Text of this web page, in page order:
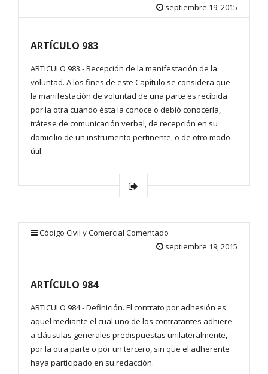
septiembre 19, 2015
ARTÍCULO 983
ARTICULO 983.- Recepción de la manifestación de la
voluntad. A los fines de este Capítulo se considera que
la manifestación de voluntad de una parte es recibida
por la otra cuando ésta la conoce o debió conocerla,
trátese de comunicación verbal, de recepción en su
domicilio de un instrumento pertinente, o de otro modo
útil.
Código Civil y Comercial Comentado
septiembre 19, 2015
ARTÍCULO 984
ARTICULO 984.- Definición. El contrato por adhesión es
aquel mediante el cual uno de los contratantes adhiere
a cláusulas generales predispuestas unilateralmente,
por la otra parte o por un tercero, sin que el adherente
haya participado en su redacción.